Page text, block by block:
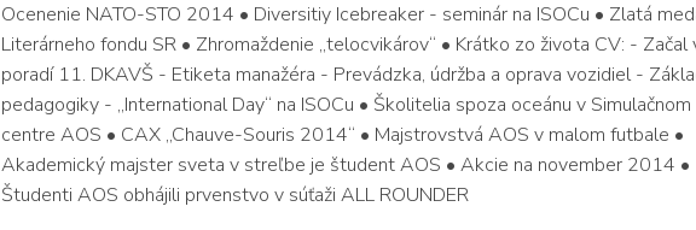
Ocenenie NATO-STO 2014 • Diversitiy Icebreaker - seminár na ISOCu • Zlatá
Literárneho fondu SR • Zhromaždenie „telocvikárov“ • Krátko zo života CV: - Začal
poradí 11. DKAVŠ - Etiketa manažéra - Prevádzka, údržba a oprava vozidiel -
pedagogiky - „International Day“ na ISOCu • Školitelia spoza oceánu v Simulačnom
centre AOS • CAX „Chauve-Souris 2014“ • Majstrovstvá AOS v malom futbale •
Akademický majster sveta v streľbe je študent AOS • Akcie na november 2014 •
Študenti AOS obhájili prvenstvo v súťaži ALL ROUNDER